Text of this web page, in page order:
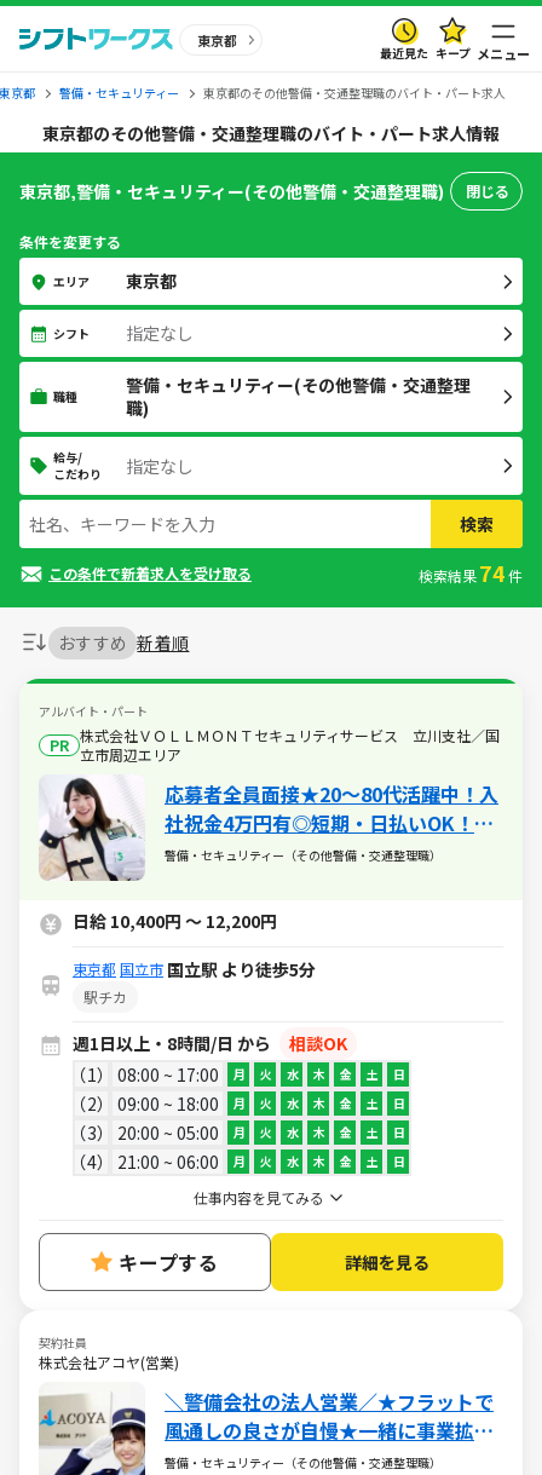
東京都
最近見た キープ メニュー
東京都 警備・セキュリティー 東京都のその他警備・交通整理職のバイト・パート求人
東京都のその他警備・交通整理職のバイト・パート求人情報
おすすめ 新着順
アルバイト・パート
PR 株式会社ＶＯＬＬＭＯＮＴセキュリティサービス 立川支社／国
立市周辺エリア
応募者全員面接★20～80代活躍中！入
社祝金4万円有◎短期・日払いOK！副
業可
警備・セキュリティー（その他警備・交通整理職）
日給 10,400円 ～ 12,200円
東京都 国立市 国立駅 より徒歩5分
駅チカ
週1日以上・8時間/日 から
相談OK
1
08:00 ~ 17:00 月 火 水 木 金 土 日
2 09:00 ~ 18:00 月 火 水 木 金 土 日
3 20:00 ~ 05:00 月 火 水 木 金 土 日
4 21:00 ~ 06:00 月 火 水 木 金 土 日
仕事内容を見てみる
キープする 詳細を見る
契約社員
株式会社アコヤ(営業)
＼警備会社の法人営業／★フラットで
風通しの良さが自慢★一緒に事業拡大
を目指す仲間募集 ★業界未経験OK！
警備・セキュリティー（その他警備・交通整理職）
東京都,警備・セキュリティー(その他警備・交通整理職) 閉じる
条件を変更する
エリア 東京都
シフト 指定なし
職種
警備・セキュリティー(その他警備・交通整理
職)
給与/
こだわり
指定なし
検索
この条件で新着求人を受け取る 検索結果74件